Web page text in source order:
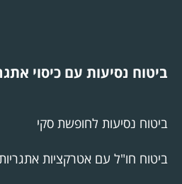
ביטוח נסיעות עם כיסוי
ביטוח נסיעות לחופשת סקי
ביטוח חו"ל עם אטרקציות אתגריות